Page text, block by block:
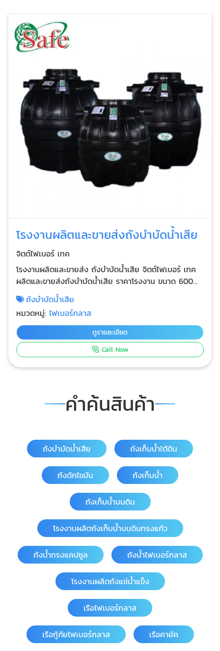
โรงงานผลิตและขายส่งถังบำบัดน้ำเสีย
จิตต์ไฟเบอร์ เทค
โรงงานผลิตและขายส่ง ถังบำบัดน้ำเสีย จิตต์ไฟเบอร์ เทค
ผลิตและขายส่งถังบำบัดน้ำเสีย ราคาโรงงาน ขนาด 600
ลิตร, 800 ลิตร, 1,000 ลิตร, 1,200 ลิตร, 1,600 ลิตร,
2,000 ลิตร, 3,000 ลิตร, 4,000 ลิตร, 5,000 ลิตร และ
6,000 ลิตร ถังบำบัดน้ำเสีย ถังเกรอะ ผลิตจากวัสดุไฟเบอร์
กลาสเสริมแรงด้วยใยแก้ว แข็งแรงทนทาน ทนต่อแรง
กระแทกได้ดี ไม่รั่วซึม สินค้ารับประกันคุณภาพ บริการจัดส่ง
ทั่วประเทศ นอกจากถังบำบัดน้ำเสียแล้ว เรายังผลิต ถังแยก
บริการจัดส่งด่วนในเขตพื้นที่ นครปฐม นนทบุรี กรุงเทพ
สมุทรปราการ สมุทรสาคร ปทุมธานี อยุธยา ชลบุรี ระยอง
ถังบำบัดน้ำเสีย
หมวดหมู่:ไฟเบอร์กลาส
ดูรายละเอียด
Call Now
คำค้นสินค้า
ถังบำบัดน้ำเสีย ถังเก็บน้ำใต้ดิน
ถังดักไขมัน ถังเก็บน้ำ
ถังเก็บน้ำบนดิน
โรงงานผลิตถังเก็บน้ำบนดินทรงแก้ว
ถังน้ำทรงแคปซูล ถังน้ำไฟเบอร์กลาส
โรงงานผลิตถังแช่น้ำแข็ง
เรือไฟเบอร์กลาส
เรือกู้ภัยไฟเบอร์กลาส เรือคายัค